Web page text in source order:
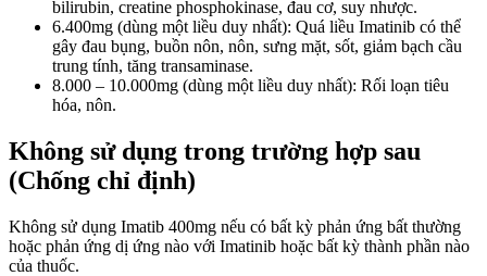
bilirubin, creatine phosphokinase, đau cơ, suy nhược.
6.400mg (dùng một liều duy nhất): Quá liều Imatinib có thể
gây đau bụng, buồn nôn, nôn, sưng mặt, sốt, giảm bạch cầu
trung tính, tăng transaminase.
8.000 – 10.000mg (dùng một liều duy nhất): Rối loạn tiêu
hóa, nôn.
Không sử dụng trong trường hợp sau
(Chống chỉ định)
Không sử dụng Imatib 400mg nếu có bất kỳ phản ứng bất thường
hoặc phản ứng dị ứng nào với Imatinib hoặc bất kỳ thành phần nào
của thuốc.